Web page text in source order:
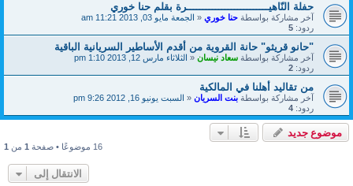
حفلة النّاهيــــــــــــــــــــــــــرة بقلم حنا خوري
آخر مشاركة بواسطة حنا خوري « الجمعة مايو 03, 2013 11:21 am
ردود: 5
"حانو قريثو" حانة القروية من أقدم الأساطير السريانية الباقية
آخر مشاركة بواسطة سعاد نيسان « الثلاثاء مارس 12, 2013 1:10 pm
ردود: 2
من تقاليد أهلنا في المالكية
آخر مشاركة بواسطة بنت السريان « السبت يونيو 16, 2012 9:26 pm
ردود: 4
موضوع جديد
16 موضوعًا • صفحة 1 من 1
الانتقال إلى